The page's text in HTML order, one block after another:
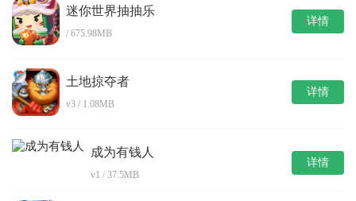
迷你世界抽抽乐
/ 675.98MB
详情
土地掠夺者
v3 / 1.08MB
详情
成为有钱人
v1 / 37.5MB
详情